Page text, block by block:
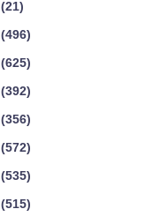
(21)
(496)
(625)
(392)
(356)
(572)
(535)
(515)